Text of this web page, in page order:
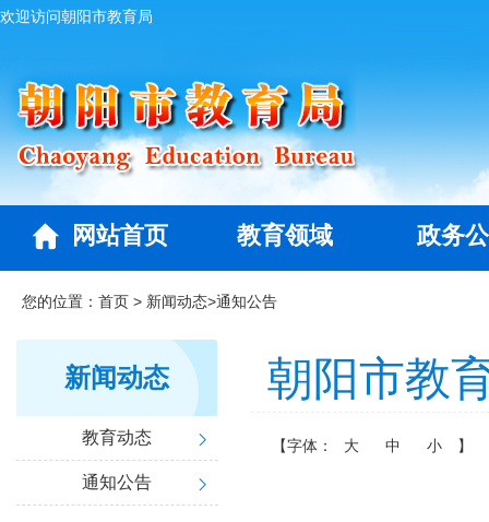
欢迎访问朝阳市教育局
网站首页 教育领域 政务
您的位置： 首页 > 新闻动态>通知公告
新闻动态
教育动态
通知公告
朝阳市教
【字体： 大 中 小 】